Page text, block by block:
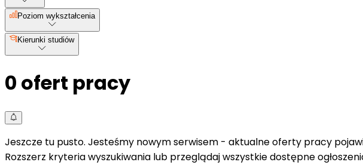
Poziom wykształcenia
Kierunki studiów
0 ofert pracy
Jeszcze tu pusto. Jesteśmy nowym serwisem - aktualne oferty pracy
Rozszerz kryteria wyszukiwania lub przeglądaj wszystkie dostępne